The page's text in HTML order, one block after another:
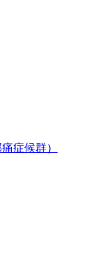
症候群）